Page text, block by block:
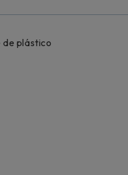
de plástico